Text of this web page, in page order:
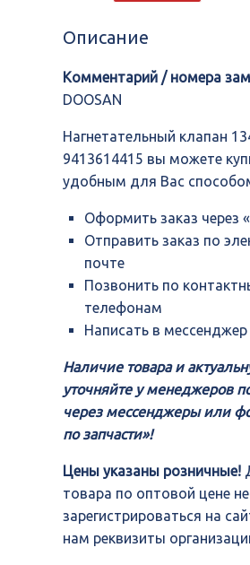
9420,
Описание
Комментарий / номера
DOOSAN
Нагнетательный клапан
9413614415 вы можете
удобным для Вас
Оформить заказ через
Отправить заказ по
почте
Позвонить по
телефонам
Написать в мессенджер
Наличие товара и
уточняйте у менеджеров
через мессенджеры или
по запчасти»!
Цены указаны розничные!
товара по оптовой цене
зарегистрироваться на
нам реквизиты